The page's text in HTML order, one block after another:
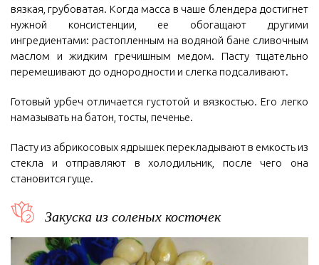
вязкая, грубоватая. Когда масса в чаше блендера достигнет
нужной консистенции, ее обогащают другими
ингредиентами: растопленным на водяной бане сливочным
маслом и жидким гречишным медом. Пасту тщательно
перемешивают до однородности и слегка подсаливают.
Готовый урбеч отличается густотой и вязкостью. Его легко
намазывать на батон, тосты, печенье.
Пасту из абрикосовых ядрышек перекладывают в емкость из
стекла и отправляют в холодильник, после чего она
становится гуще.
Закуска из соленых косточек